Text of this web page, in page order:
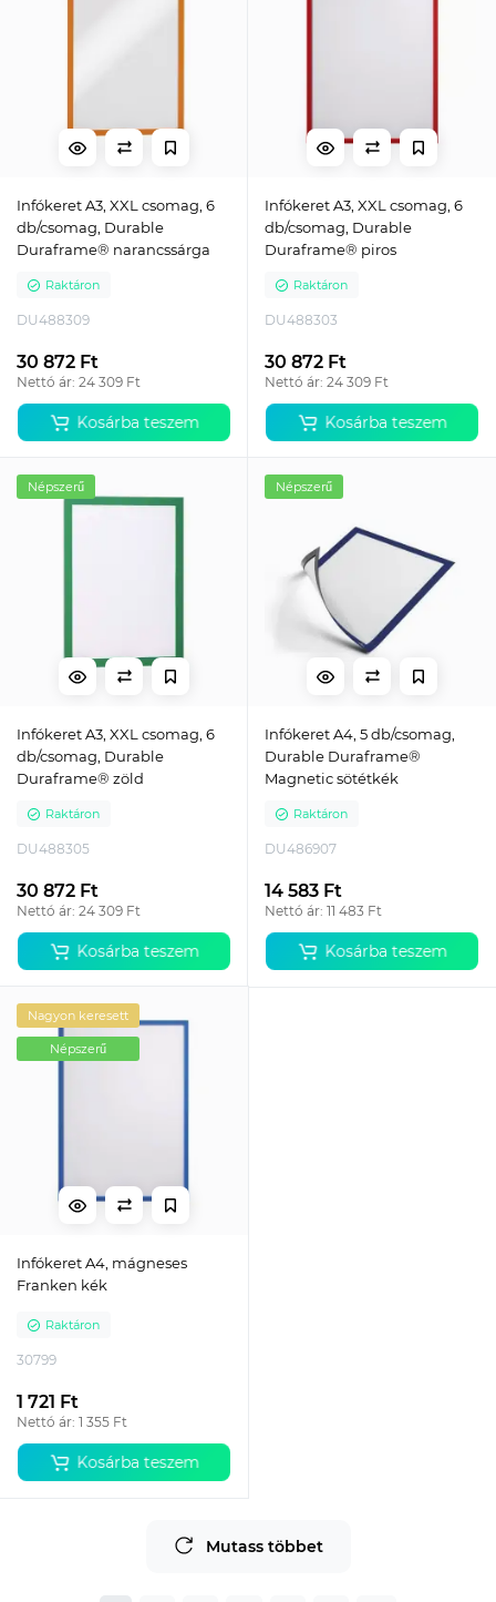
Infókeret A3, XXL csomag, 6
db/csomag, Durable
Duraframe® narancssárga
Raktáron
DU488309
30 872 Ft
Nettó ár: 24 309 Ft
Kosárba teszem
Infókeret A3, XXL csomag, 6
db/csomag, Durable
Duraframe® piros
Raktáron
DU488303
30 872 Ft
Nettó ár: 24 309 Ft
Kosárba teszem
Népszerű
Infókeret A3, XXL csomag, 6
db/csomag, Durable
Duraframe® zöld
Raktáron
DU488305
30 872 Ft
Nettó ár: 24 309 Ft
Kosárba teszem
Népszerű
Infókeret A4, 5 db/csomag,
Durable Duraframe®
Magnetic sötétkék
Raktáron
DU486907
14 583 Ft
Nettó ár: 11 483 Ft
Kosárba teszem
Nagyon keresett
Népszerű
Infókeret A4, mágneses
Franken kék
Raktáron
30799
1 721 Ft
Nettó ár: 1 355 Ft
Kosárba teszem
Mutass többet